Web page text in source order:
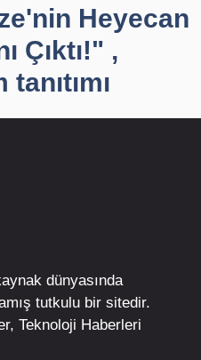
Heyecan
Çıktı!" ,
dünyasında
tutkulu bir sitedir.
Teknoloji Haberleri